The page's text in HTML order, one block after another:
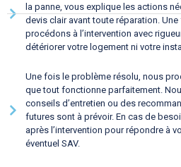
la panne, vous explique les actions
devis clair avant toute réparation.
procédons à l’intervention avec
détériorer votre logement ni votre
Une fois le problème résolu, nous
que tout fonctionne parfaitement.
conseils d’entretien ou des
futures sont à prévoir. En cas de
après l’intervention pour répondre à
éventuel SAV.